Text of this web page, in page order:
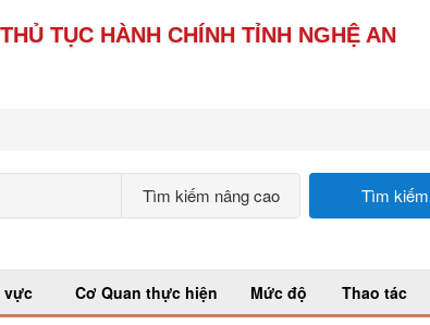
TỤC HÀNH CHÍNH TỈNH NGHỆ AN
Tìm kiếm nâng cao Tìm kiếm
vực Cơ Quan thực hiện Mức độ Thao tác